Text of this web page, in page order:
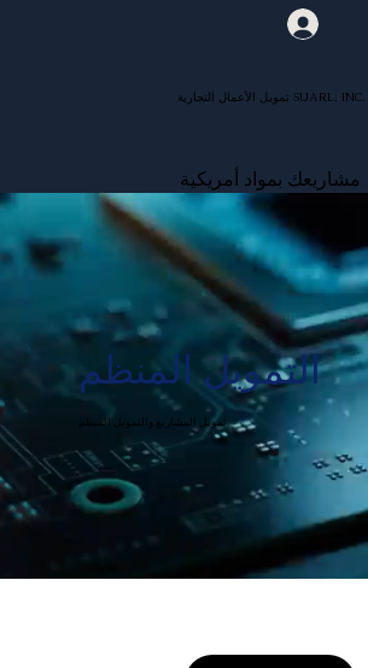
تمويل الأعمال التجارية SUARL, INC.
مشاريعك بمواد أمريكية
التمويل المنظم
تمويل المشاريع والتمويل المنظم